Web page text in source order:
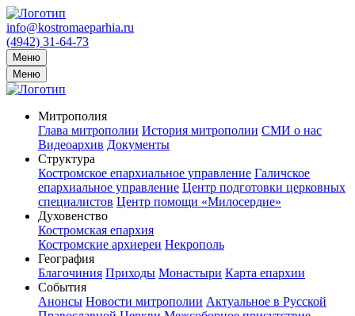
info@kostromaeparhia.ru
(4942) 31-64-73
Меню
Меню
Митрополия
Глава митрополии История митрополии СМИ о нас
Видеоархив Документы
Структура
Костромское епархиальное управление Галичское
епархиальное управление Центр подготовки церковных
специалистов Центр помощи «Милосердие»
Духовенство
Костромская епархия
Костромские архиереи Некрополь
География
Благочиния Приходы Монастыри Карта епархии
События
Анонсы Новости митрополии Актуальное в Русской